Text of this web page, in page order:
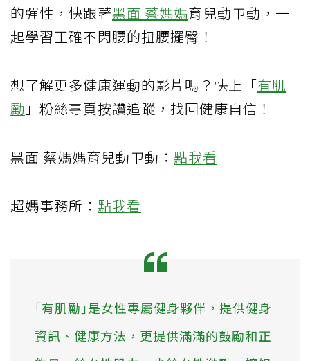
的彈性，快跟著黑面 蔡媽媽育兒動ㄗ動，一
起學習正確不閃腰的扭腰擺臀！
想了解更多健康運動的影片嗎？快上「有肌
勵 」粉絲專頁按讚追蹤，找回健康自信！
黑面 蔡媽媽育兒動ㄗ動： 點我看
超媽事務所： 點我看
｢有肌勵｣是女性專屬健身夥伴，提供健身
資訊、健康方法，更提供滿滿的鼓勵和正